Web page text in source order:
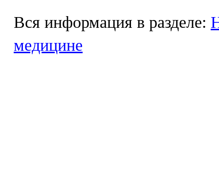
Вся информация в разделе:
медицине